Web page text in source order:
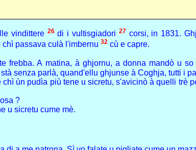
vindittere 26di i vultisgiadori 27 corsi, in 1831.
chì passava culà l'imbernu 32 cù e capre.
frebba. A matina, à ghjornu, a donna mandò u
senza parlà, quand'ellu ghjunse à Coghja, tutti i
ùn pudìa più tene u sicretu, s'avicinò à quelli
?
u sicretu cume mè.